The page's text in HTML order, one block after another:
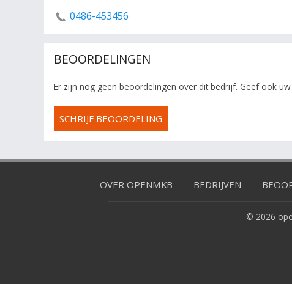
0486-453456
BEOORDELINGEN
Er zijn nog geen beoordelingen over dit bedrijf. Geef ook
SCHRIJF BEOORDELING
OVER OPENMKB BEDRIJVEN
© 2026